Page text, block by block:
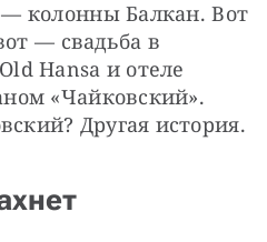
— колонны Балкан. Вот
— свадьба в
Hansa и отеле
«Чайковский».
Другая история.